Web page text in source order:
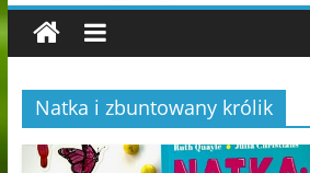
Natka i zbuntowany królik